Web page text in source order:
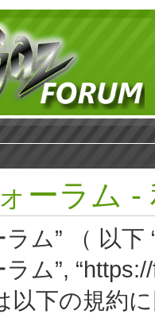
ーラム -
ム” （ 以下
ム”,
以下の規約